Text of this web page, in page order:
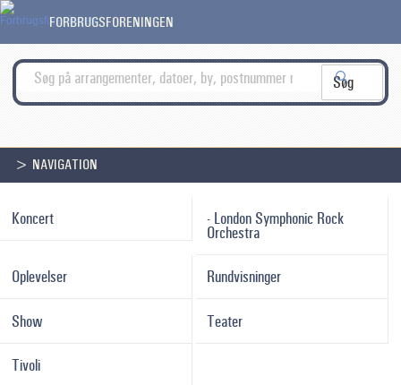
FORBRUGSFORENINGEN
> NAVIGATION
Koncert - London Symphonic Rock
Orchestra
Oplevelser Rundvisninger
Show Teater
Tivoli